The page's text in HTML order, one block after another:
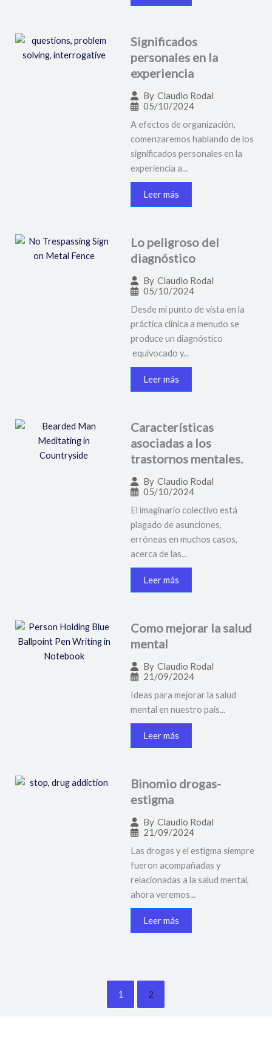
Significados
personales en la
experiencia
By Claudio Rodal
05/10/2024
A efectos de organización,
comenzaremos hablando de los
significados personales en la
experiencia a...
Leer más
Lo peligroso del
diagnóstico
By Claudio Rodal
05/10/2024
Desde mi punto de vista en la
práctica clínica a menudo se
produce un diagnóstico
equivocado y...
Leer más
Características
asociadas a los
trastornos mentales.
By Claudio Rodal
05/10/2024
El imaginario colectivo está
plagado de asunciones,
erróneas en muchos casos,
acerca de las...
Leer más
Como mejorar la salud
mental
By Claudio Rodal
21/09/2024
Ideas para mejorar la salud
mental en nuestro pais...
Leer más
Binomio drogas-
estigma
By Claudio Rodal
21/09/2024
Las drogas y el estigma siempre
fueron acompañadas y
relacionadas a la salud mental,
ahora veremos...
Leer más
1 2